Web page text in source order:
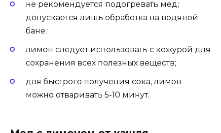
не рекомендуется подогревать мед;
допускается лишь обработка на водяной
бане;
лимон следует использовать с кожурой для
сохранения всех полезных веществ;
для быстрого получения сока, лимон
можно отваривать 5-10 минут.